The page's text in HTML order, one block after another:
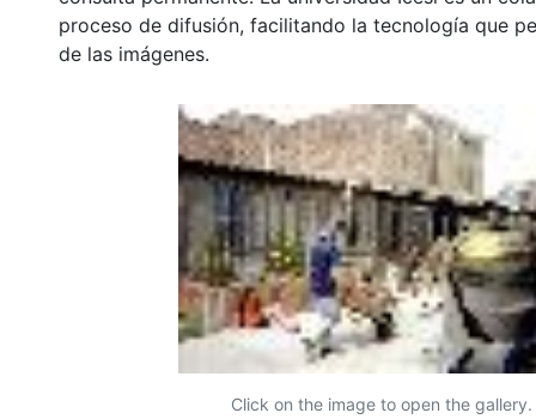
proceso de difusión, facilitando la tecnología que
de las imágenes.
Click on the image to open the gallery.